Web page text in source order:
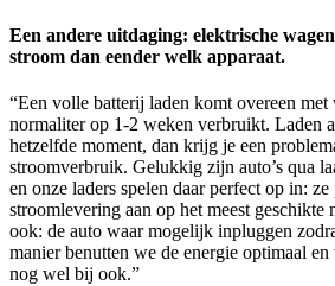
Een andere uitdaging: elektrische
stroom dan eender welk apparaat.
“Een volle batterij laden komt overeen met
normaliter op 1-2 weken verbruikt. Laden
hetzelfde moment, dan krijg je een
stroomverbruik. Gelukkig zijn auto’s qua
en onze laders spelen daar perfect op in: ze
stroomlevering aan op het meest geschikte
ook: de auto waar mogelijk inpluggen
manier benutten we de energie optimaal
nog wel bij ook.”